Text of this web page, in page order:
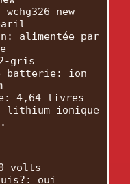
new
alimentée par
gris
batterie: ion
4,64 livres
ionique
volts
oui